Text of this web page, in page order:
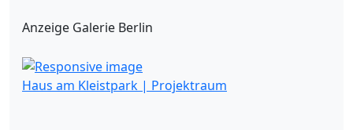
Anzeige Galerie Berlin
Haus am Kleistpark | Projektraum